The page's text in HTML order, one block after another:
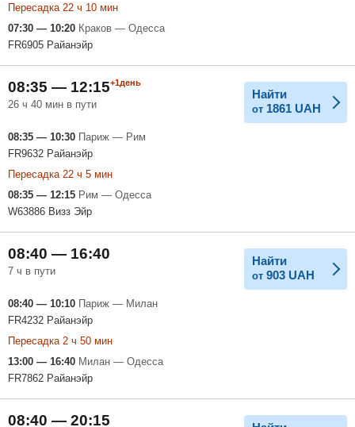
Пересадка 22 ч 10 мин
07:30 — 10:20 Краков — Одесса
FR6905 Райанэйр
08:35 — 12:15+1день
26 ч 40 мин в пути
Найти
от 1861 UAH
08:35 — 10:30 Париж — Рим
FR9632 Райанэйр
Пересадка 22 ч 5 мин
08:35 — 12:15 Рим — Одесса
W63886 Визз Эйр
08:40 — 16:40
7 ч в пути
Найти
от 903 UAH
08:40 — 10:10 Париж — Милан
FR4232 Райанэйр
Пересадка 2 ч 50 мин
13:00 — 16:40 Милан — Одесса
FR7862 Райанэйр
08:40 — 20:15